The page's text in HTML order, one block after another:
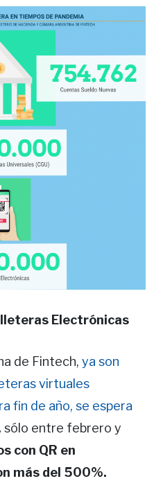
Electrónicas
de Fintech, ya son
virtuales
fin de año, se espera
sólo entre febrero y
con QR en
más del 500%.